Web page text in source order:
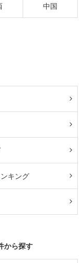
中国
キング
から探す